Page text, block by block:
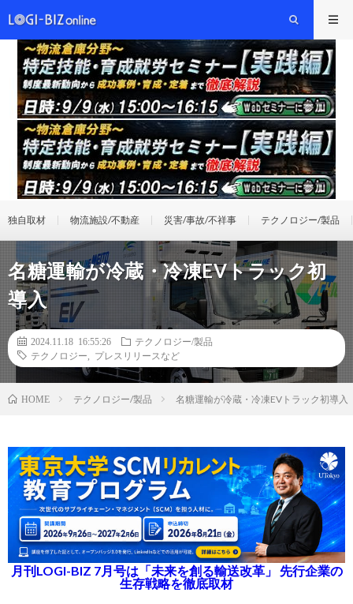
独自取材 物流施設/不動産 災害/事故/不祥事 テクノロジー/製品
名糖運輸が冷蔵・冷凍EVトラック初
導入
2024.11.18 16:55:26
テクノロジー/製品
テクノロジー
プレスリリースなど
HOME テクノロジー/製品 名糖運輸が冷蔵・冷凍EVトラック初導入
月刊LOGI-BIZ 7月号は「未来を創る輸送改革」 先行企業の
生存戦略を徹底取材